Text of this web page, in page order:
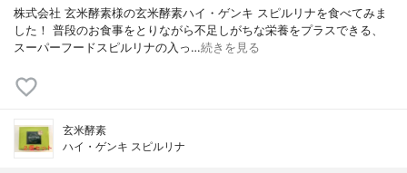
株式会社 玄米酵素様の玄米酵素ハイ・ゲンキ スピルリナを食べてみま
した！ 普段のお食事をとりながら不足しがちな栄養をプラスできる、
スーパーフードスピルリナの入っ…続きを見る
玄米酵素
ハイ・ゲンキ スピルリナ